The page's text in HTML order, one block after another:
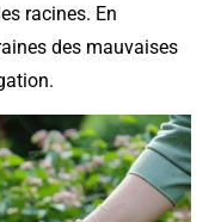
racines. En
des mauvaises